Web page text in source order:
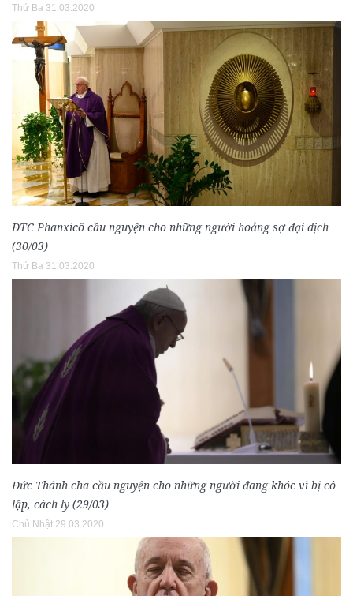
Thứ Ba 31.03.2020
ĐTC Phanxicô cầu nguyện cho những người hoảng sợ đại dịch
(30/03)
Thứ Ba 31.03.2020
Đức Thánh cha cầu nguyện cho những người đang khóc vì bị cô
lập, cách ly (29/03)
Chủ Nhật 29.03.2020